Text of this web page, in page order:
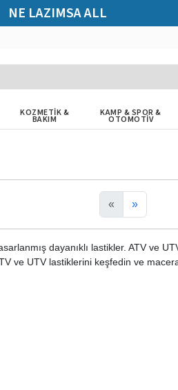
NE LAZIMSA ALL
KOZMETİK &
BAKIM
KAMP & SPOR &
OTOMOTİV
« »
dayanıklı lastikler. ATV ve
ve UTV lastiklerini keşfedin ve